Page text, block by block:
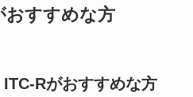
おすすめな方
Rがおすすめな方